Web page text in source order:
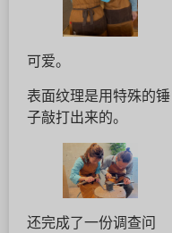
可爱。
表面纹理是用特殊的锤
子敲打出来的。
还完成了一份调查问